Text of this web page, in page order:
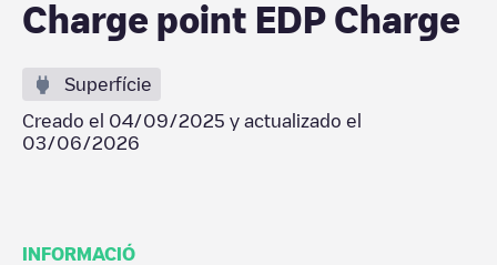
Charge point EDP Charge
Superfície
Creado el 04/09/2025 y actualizado el
03/06/2026
INFORMACIÓ